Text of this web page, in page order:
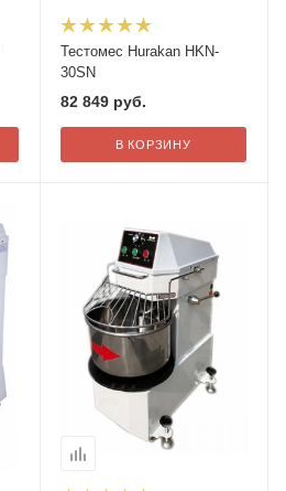
Тестомес Hurakan HKN-
30SN
82 849руб.
В КОРЗИНУ